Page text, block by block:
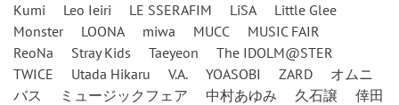
Kumi
Leo Ieiri LE SSERAFIM LiSA
Little Glee
Monster
LOONA miwa MUCC
MUSIC FAIR
ReoNa
Stray Kids Taeyeon
The IDOLM@STER
TWICE
Utada Hikaru V.A. YOASOBI ZARD
オムニ
バス
ミュージックフェア 中村あゆみ 久石譲
倖田